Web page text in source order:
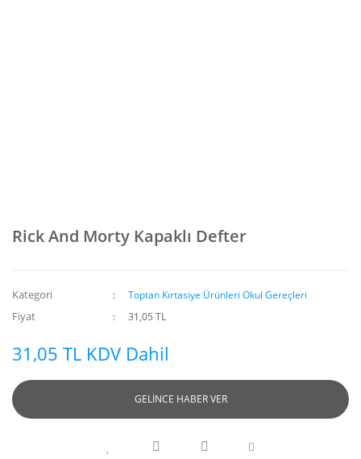
Rick And Morty Kapaklı Defter
Kategori Toptan Kırtasiye Ürünleri Okul Gereçleri
Fiyat 31,05 TL
31,05 TL KDV Dahil
GELİNCE HABER VER